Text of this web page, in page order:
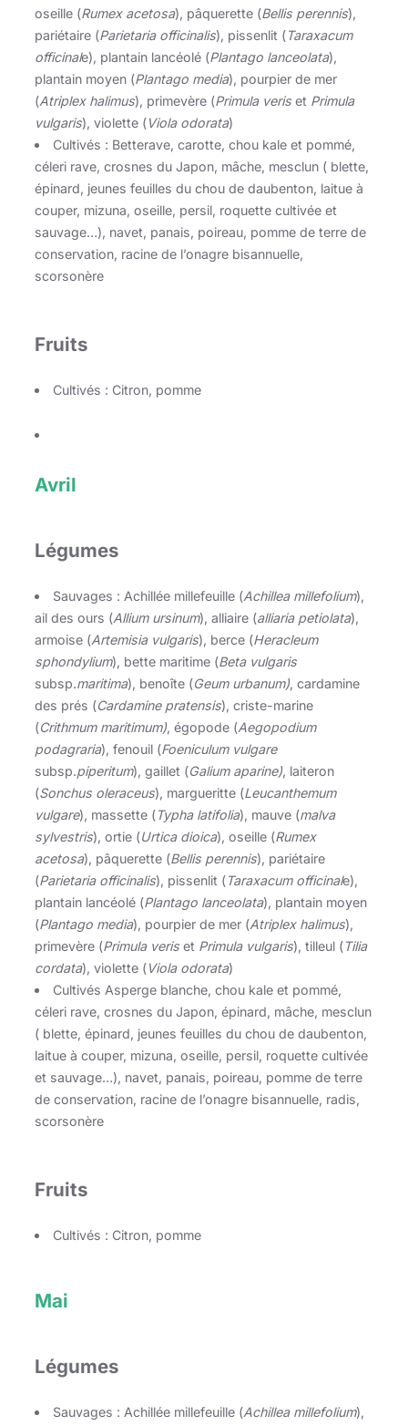
oseille (Rumex acetosa), pâquerette (Bellis perennis),
pariétaire (Parietaria officinalis), pissenlit (Taraxacum
officinale), plantain lancéolé (Plantago lanceolata),
plantain moyen (Plantago media), pourpier de mer
(Atriplex halimus), primevère (Primula veris et Primula
vulgaris), violette (Viola odorata)
Cultivés : Betterave, carotte, chou kale et pommé,
céleri rave, crosnes du Japon, mâche, mesclun ( blette,
épinard, jeunes feuilles du chou de daubenton, laitue à
couper, mizuna, oseille, persil, roquette cultivée et
sauvage…), navet, panais, poireau, pomme de terre de
conservation, racine de l’onagre bisannuelle,
scorsonère
Fruits
Cultivés : Citron, pomme
Avril
Légumes
Sauvages : Achillée millefeuille (Achillea millefolium),
ail des ours (Allium ursinum), alliaire (alliaria petiolata),
armoise (Artemisia vulgaris), berce (Heracleum
sphondylium), bette maritime (Beta vulgaris
subsp.maritima), benoîte (Geum urbanum), cardamine
des prés (Cardamine pratensis), criste-marine
(Crithmum maritimum), égopode (Aegopodium
podagraria), fenouil (Foeniculum vulgare
subsp.piperitum), gaillet (Galium aparine), laiteron
(Sonchus oleraceus), margueritte (Leucanthemum
vulgare), massette (Typha latifolia), mauve (malva
sylvestris), ortie (Urtica dioica), oseille (Rumex
acetosa), pâquerette (Bellis perennis), pariétaire
(Parietaria officinalis), pissenlit (Taraxacum officinale),
plantain lancéolé (Plantago lanceolata), plantain moyen
(Plantago media), pourpier de mer (Atriplex halimus),
primevère (Primula veris et Primula vulgaris), tilleul (Tilia
cordata), violette (Viola odorata)
Cultivés Asperge blanche, chou kale et pommé,
céleri rave, crosnes du Japon, épinard, mâche, mesclun
( blette, épinard, jeunes feuilles du chou de daubenton,
laitue à couper, mizuna, oseille, persil, roquette cultivée
et sauvage…), navet, panais, poireau, pomme de terre
de conservation, racine de l’onagre bisannuelle, radis,
scorsonère
Fruits
Cultivés : Citron, pomme
Mai
Légumes
Sauvages : Achillée millefeuille (Achillea millefolium),